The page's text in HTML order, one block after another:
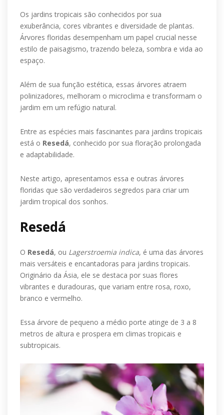
Os jardins tropicais são conhecidos por sua
exuberância, cores vibrantes e diversidade de plantas.
Árvores floridas desempenham um papel crucial nesse
estilo de paisagismo, trazendo beleza, sombra e vida ao
espaço.
Além de sua função estética, essas árvores atraem
polinizadores, melhoram o microclima e transformam o
jardim em um refúgio natural.
Entre as espécies mais fascinantes para jardins tropicais
está o Resedá, conhecido por sua floração prolongada
e adaptabilidade.
Neste artigo, apresentamos essa e outras árvores
floridas que são verdadeiros segredos para criar um
jardim tropical dos sonhos.
Resedá
O Resedá, ou Lagerstroemia indica, é uma das árvores
mais versáteis e encantadoras para jardins tropicais.
Originário da Ásia, ele se destaca por suas flores
vibrantes e duradouras, que variam entre rosa, roxo,
branco e vermelho.
Essa árvore de pequeno a médio porte atinge de 3 a 8
metros de altura e prospera em climas tropicais e
subtropicais.